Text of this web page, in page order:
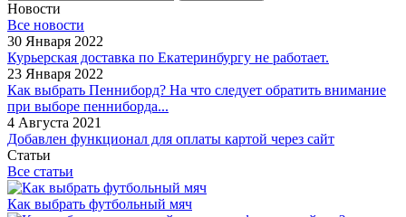
Новости
Все новости
30 Января 2022
Курьерская доставка по Екатеринбургу не работает.
23 Января 2022
Как выбрать Пенниборд? На что следует обратить внимание
при выборе пенниборда...
4 Августа 2021
Добавлен функционал для оплаты картой через сайт
Статьи
Все статьи
Как выбрать футбольный мяч